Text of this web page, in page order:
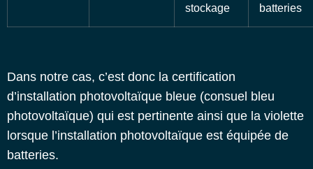
stockage
batteries
Dans notre cas, c’est donc la certification
d’installation photovoltaïque bleue (consuel bleu
photovoltaïque) qui est pertinente ainsi que la violette
lorsque l’installation photovoltaïque est équipée de
batteries.